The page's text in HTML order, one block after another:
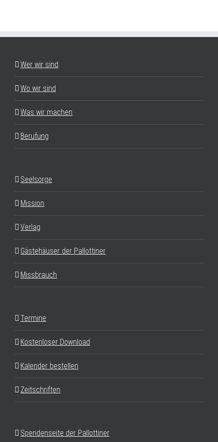
Wer wir sind
Wo wir sind
Was wir machen
Berufung
Seelsorge
Mission
Verlag
Gästehäuser der Pallottiner
Missbrauch
Termine
Kostenloser Download
Kalender bestellen
Zeitschriften
Spendenseite der Pallottiner